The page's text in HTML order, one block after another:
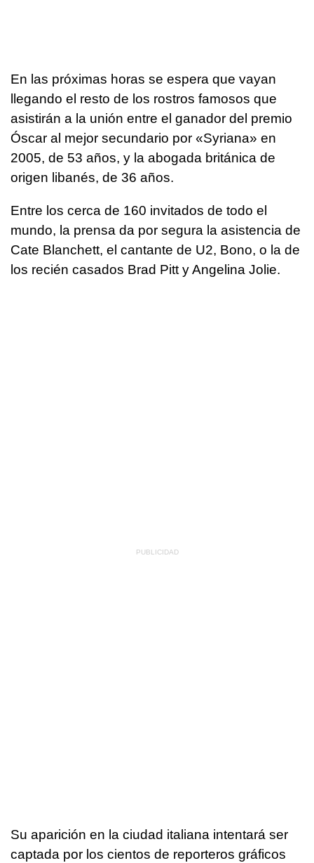
En las próximas horas se espera que vayan
llegando el resto de los rostros famosos que
asistirán a la unión entre el ganador del premio
Óscar al mejor secundario por «Syriana» en
2005, de 53 años, y la abogada británica de
origen libanés, de 36 años.
Entre los cerca de 160 invitados de todo el
mundo, la prensa da por segura la asistencia de
Cate Blanchett, el cantante de U2, Bono, o la de
los recién casados Brad Pitt y Angelina Jolie.
Su aparición en la ciudad italiana intentará ser
captada por los cientos de reporteros gráficos